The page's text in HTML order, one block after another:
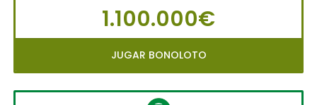
1.100.000€
JUGAR BONOLOTO